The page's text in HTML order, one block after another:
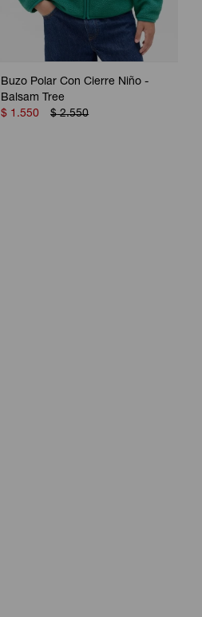
Buzo Polar Con Cierre Niño -
Balsam Tree
$ 1.550 $ 2.550